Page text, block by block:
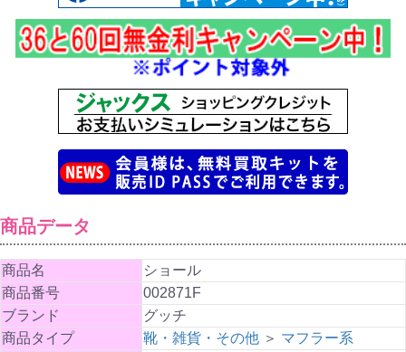
商品データ
商品名
ショール
商品番号
002871F
ブランド
グッチ
商品タイプ
靴・雑貨・その他 ＞ マフラー系